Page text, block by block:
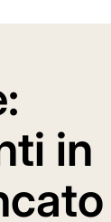
in